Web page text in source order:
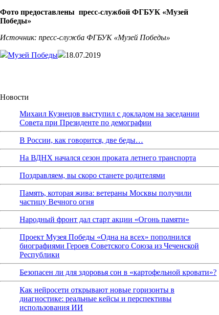
Фото предоставлены пресс-службой ФГБУК «Музей
Победы»
Источник: пресс-служба ФГБУК «Музей Победы»
Музей Победы 18.07.2019
Новости
Михаил Кузнецов выступил с докладом на заседании
Совета при Президенте по демографии
В России, как говорится, две беды…
На ВДНХ начался сезон проката летнего транспорта
Поздравляем, вы скоро станете родителями
Память, которая жива: ветераны Москвы получили
частицу Вечного огня
Народный фронт дал старт акции «Огонь памяти»
Проект Музея Победы «Одна на всех» пополнился
биографиями Героев Советского Союза из Чеченской
Республики
Безопасен ли для здоровья сон в «картофельной кровати»?
Как нейросети открывают новые горизонты в
диагностике: реальные кейсы и перспективы
использования ИИ